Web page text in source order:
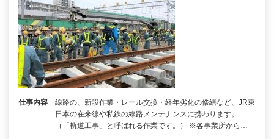
仕事内容
線路の、新設作業・レール交換・経年劣化の修繕など、JR東
日本の在来線や私鉄の線路メンテナンスに携わります。
（「軌道工事」と呼ばれる作業です。） ※各事業所から…